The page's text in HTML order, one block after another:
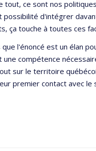
tout, ce sont nos
possibilité d'intégrer
ça touche à toutes ces
l'énoncé est un élan
compétence
sur le territoire
premier contact avec